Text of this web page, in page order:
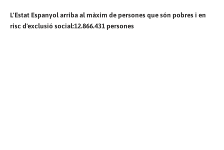
L'Estat Espanyol arriba al màxim de persones que són pobres i en
risc d'exclusió social:12.866.431 persones